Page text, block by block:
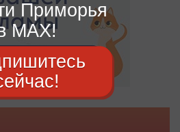
Приморья
MAX!